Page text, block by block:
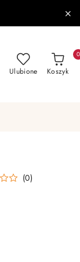
Ulubione Koszyk
0
(0)